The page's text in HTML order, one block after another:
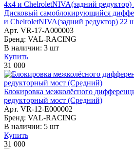
Дисковый самоблокирующийся
и ChelroletNIVA(задний редуктор)
Арт. VR-17-A000003
Бренд: VAL-RACING
В наличии: 3 шт
Купить
31 000
Блокировка межколёcного
редукторный мост (Средний)
Арт. VR-12-E000002
Бренд: VAL-RACING
В наличии: 5 шт
Купить
31 000